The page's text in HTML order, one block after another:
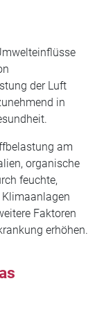
der Luft
in
am
organische
feuchte,
Faktoren
erhöhen.